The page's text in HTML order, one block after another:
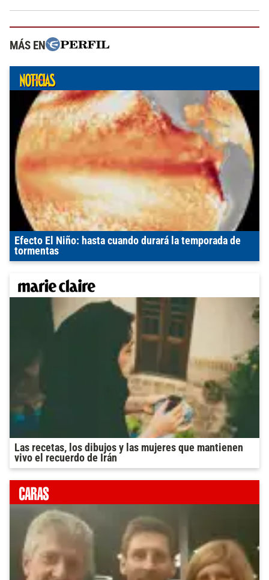
MÁS EN
Efecto El Niño: hasta cuando durará la temporada de
tormentas
Las recetas, los dibujos y las mujeres que mantienen
vivo el recuerdo de Irán